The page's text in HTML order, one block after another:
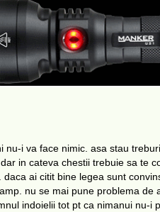
i va face nimic. asa stau
in cateva chestii trebuie sa te
ai citit bine legea sunt
nu se mai pune problema de
indoielii tot pt ca nimanui nu-i